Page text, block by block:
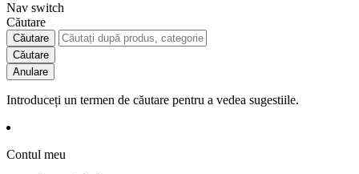
Nav switch
Căutare
Căutare
Căutare
Anulare
Introduceți un termen de căutare pentru a vedea sugestiile.
Contul meu